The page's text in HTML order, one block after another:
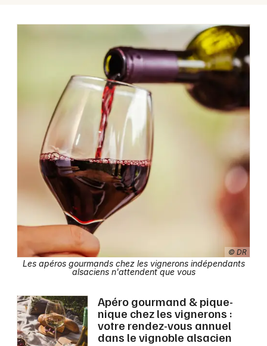
Choisir mes départements
Mon email
© DR
Les apéros gourmands chez les vignerons indépendants
alsaciens n'attendent que vous
Apéro gourmand & pique-
nique chez les vignerons :
votre rendez-vous annuel
dans le vignoble alsacien